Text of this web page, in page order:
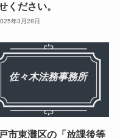
ください。
年3月28日
市東灘区の「放課後等